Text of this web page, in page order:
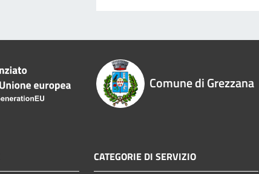
Comune di Grezzana
CATEGORIE DI SERVIZIO